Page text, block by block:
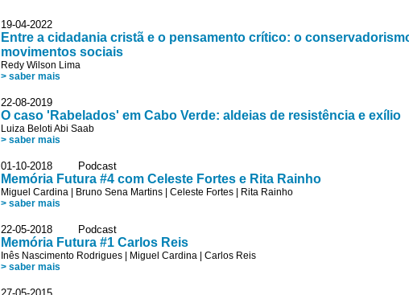
19-04-2022
Entre a cidadania cristã e o pensamento crítico: o
movimentos sociais
Redy Wilson Lima
> saber mais
22-08-2019
O caso 'Rabelados' em Cabo Verde: aldeias de resistência e exílio
Luiza Beloti Abi Saab
> saber mais
01-10-2018 Podcast
Memória Futura #4 com Celeste Fortes e Rita Rainho
Miguel Cardina Bruno Sena Martins Celeste Fortes
Rita Rainho
> saber mais
22-05-2018 Podcast
Memória Futura #1 Carlos Reis
Inês Nascimento Rodrigues Miguel Cardina
Carlos Reis
> saber mais